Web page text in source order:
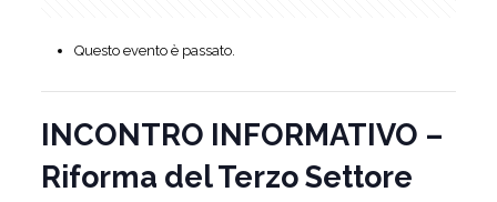
Questo evento è passato.
INCONTRO INFORMATIVO –
Riforma del Terzo Settore